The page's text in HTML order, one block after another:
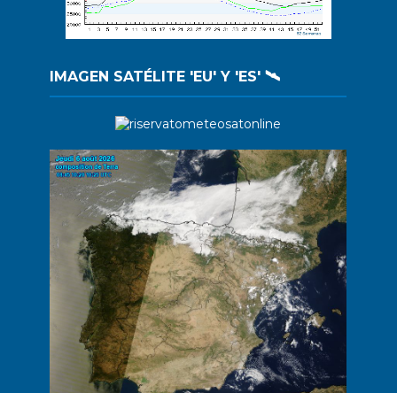
IMAGEN SATÉLITE 'EU' Y 'ES' 🛰️